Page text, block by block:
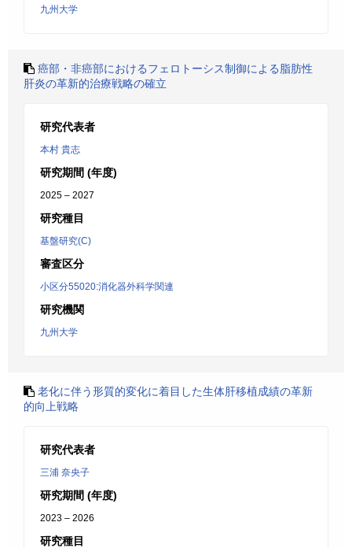
九州大学
癌部・非癌部におけるフェロトーシス制御による脂肪性
肝炎の革新的治療戦略の確立
研究代表者
本村 貴志
研究期間 (年度)
2025 – 2027
研究種目
基盤研究(C)
審査区分
小区分55020:消化器外科学関連
研究機関
九州大学
老化に伴う形質的変化に着目した生体肝移植成績の革新
的向上戦略
研究代表者
三浦 奈央子
研究期間 (年度)
2023 – 2026
研究種目